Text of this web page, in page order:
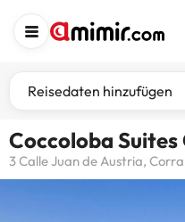
Reisedaten hinzufügen
Coccoloba
3 Calle Juan de Austria,